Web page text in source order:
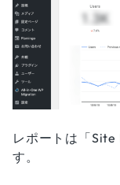
レポートは「
す。